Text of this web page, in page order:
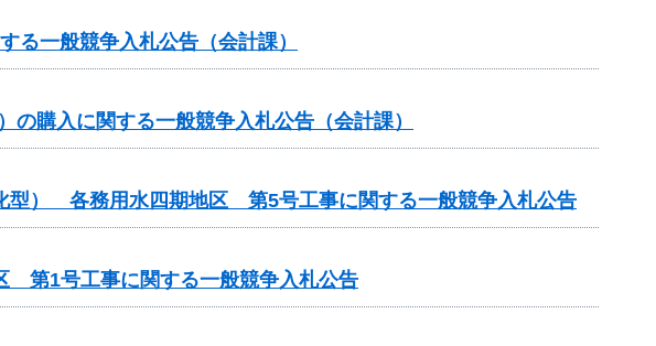
る一般競争入札公告（会計課）
購入に関する一般競争入札公告（会計課）
型） 各務用水四期地区 第5号工事に関する一般競争入札公告
第1号工事に関する一般競争入札公告